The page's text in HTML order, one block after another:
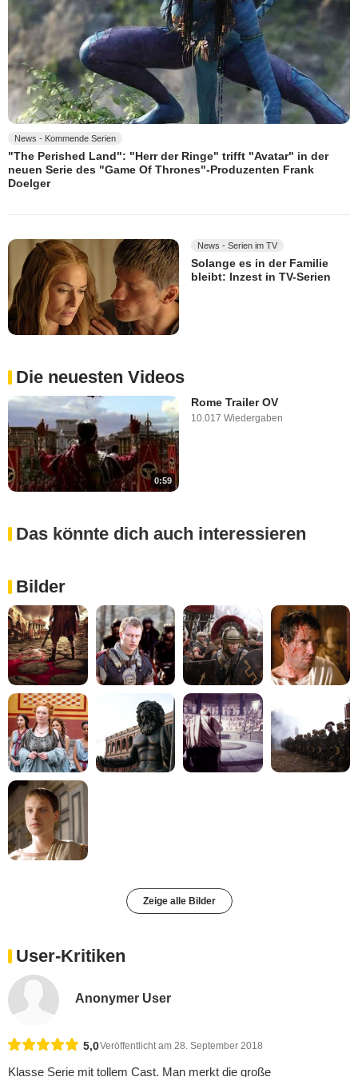
News - Kommende Serien
"The Perished Land": "Herr der Ringe" trifft "Avatar" in der
neuen Serie des "Game Of Thrones"-Produzenten Frank
Doelger
News - Serien im TV
Solange es in der Familie
bleibt: Inzest in TV-Serien
Die neuesten Videos
0:59
Rome Trailer OV
10.017 Wiedergaben
Das könnte dich auch interessieren
Bilder
Zeige alle Bilder
User-Kritiken
Anonymer User
5,0Veröffentlicht am 28. September 2018
Klasse Serie mit tollem Cast. Man merkt die große